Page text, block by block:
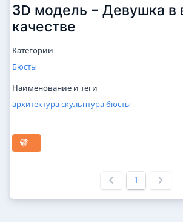
3D модель - Девушка в
качестве
Категории
Бюсты
Наименование и теги
архитектураскульптурабюсты
1